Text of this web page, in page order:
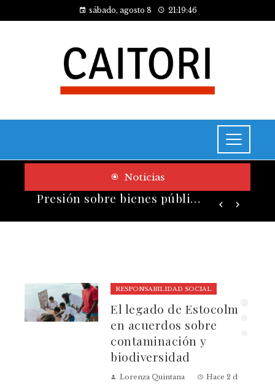
sábado, agosto 8 21:19:47
Noticias
Presión sobre bienes públicos y consecuencias fiscales del turismo en Montenegro
RESPONSABILIDAD SOCIAL
El legado de Estocolmo
en acuerdos sobre
contaminación y
biodiversidad
Lorenza Quintana Hace 2 días